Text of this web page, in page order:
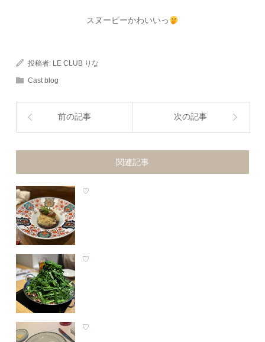
スヌーピーかわいいっ
投稿者: LE CLUB りな
Cast blog
前の記事 次の記事
関連記事
♡
♡
♡